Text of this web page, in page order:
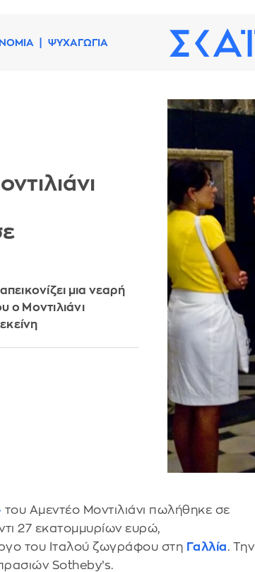
ΨΥΧΑΓΩΓΙΑ
μια νεαρή
ο Μοντιλιάνι
του Αμεντέο Μοντιλιάνι πωλήθηκε σε
27 εκατομμυρίων ευρώ,
του Ιταλού ζωγράφου στη Γαλλία. Την
Sotheby’s.